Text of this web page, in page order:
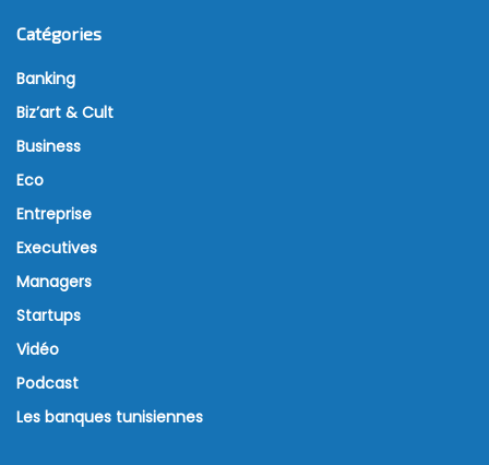
Catégories
Banking
Biz’art & Cult
Business
Eco
Entreprise
Executives
Managers
Startups
Vidéo
Podcast
Les banques tunisiennes